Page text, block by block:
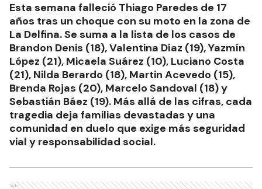
Esta semana falleció Thiago Paredes de 17
años tras un choque con su moto en la zona de
La Delfina. Se suma a la lista de los casos de
Brandon Denis (18), Valentina Díaz (19), Yazmín
López (21), Micaela Suárez (10), Luciano Costa
(21), Nilda Berardo (18), Martin Acevedo (15),
Brenda Rojas (20), Marcelo Sandoval (18) y
Sebastián Báez (19). Más allá de las cifras, cada
tragedia deja familias devastadas y una
comunidad en duelo que exige más seguridad
vial y responsabilidad social.
Ads